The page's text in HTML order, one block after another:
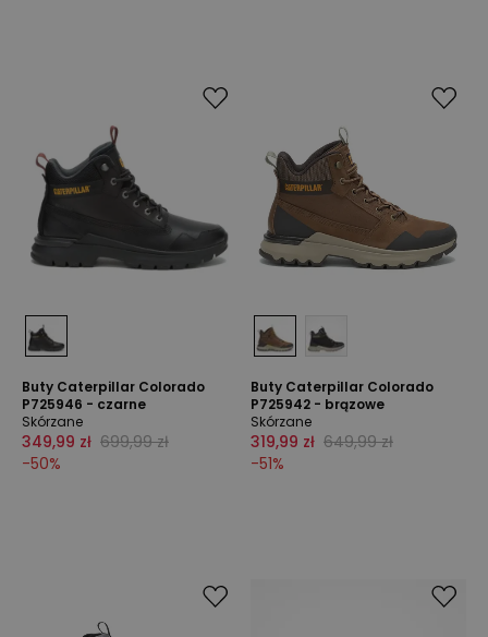
Buty Caterpillar Colorado
P725946 - czarne
Skórzane
349,99 zł 699,99 zł
-50%
Buty Caterpillar Colorado
P725942 - brązowe
Skórzane
319,99 zł 649,99 zł
-51%